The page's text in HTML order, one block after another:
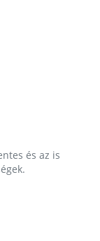
és az is